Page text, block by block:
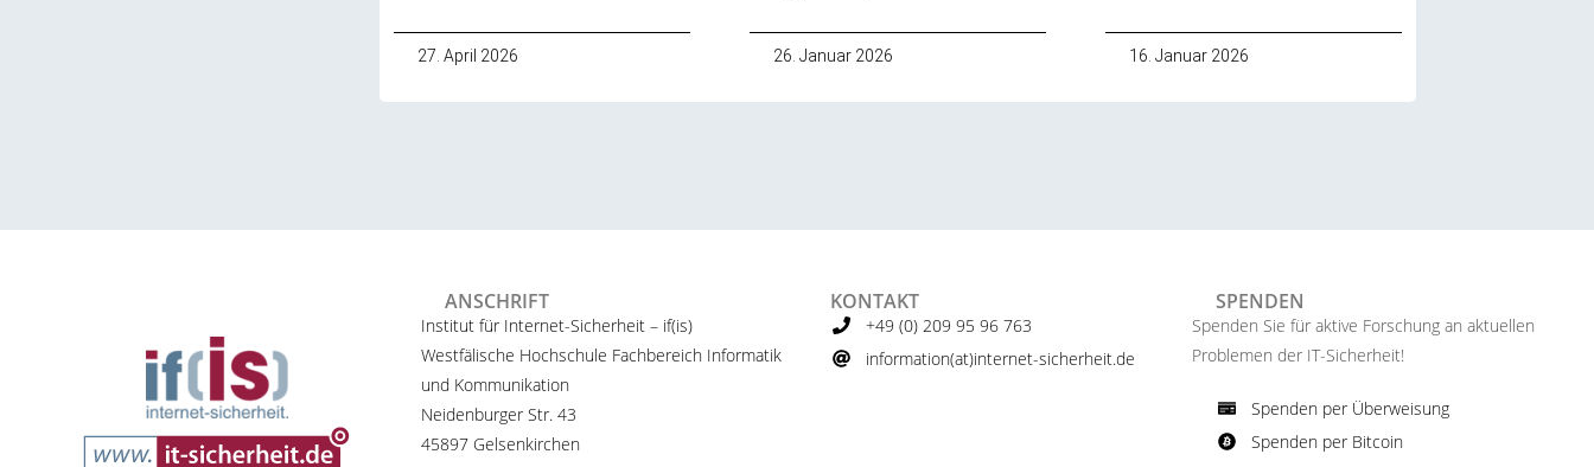
27. April 2026 26. Januar 2026 16. Januar 2026
ANSCHRIFT
Institut für Internet-Sicherheit – if(is)
Westfälische Hochschule Fachbereich Informatik
und Kommunikation
Neidenburger Str. 43
45897 Gelsenkirchen
KONTAKT
+49 (0) 209 95 96 763
information(at)internet-sicherheit.de ​
SPENDEN
Spenden Sie für aktive Forschung an aktuellen
Problemen der IT-Sicherheit!​
Spenden per Überweisung​
Spenden per Bitcoin​